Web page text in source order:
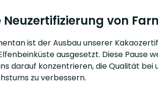
Neuzertifizierung von
ist der Ausbau unserer
ausgesetzt. Diese Pause
darauf konzentrieren, die Qualität
zu verbessern.